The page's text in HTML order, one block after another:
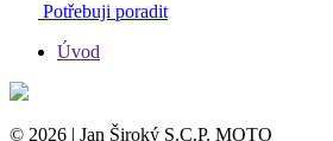
Potřebuji poradit
Úvod
© 2026 | Jan Široký S.C.P. MOTO